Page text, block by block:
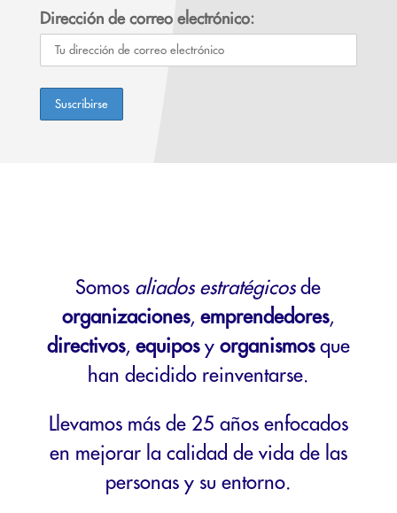
Dirección de correo electrónico:
Somos aliados estratégicosde
organizaciones,emprendedores,
directivos, equiposy organismosque
han decidido reinventarse.
Llevamos más de 25 años enfocados
en mejorar la calidad de vida de las
personas y su entorno.